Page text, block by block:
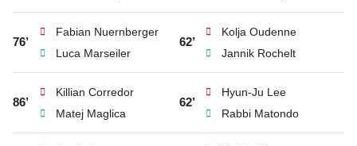
76’
Fabian Nuernberger
Luca Marseiler
62’
Kolja Oudenne
Jannik Rochelt
86’
Killian Corredor
Matej Maglica
62’
Hyun-Ju Lee
Rabbi Matondo